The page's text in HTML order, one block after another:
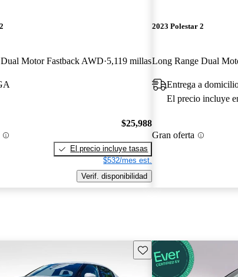
Motor Fastback AWD 5,119 millas
$25,988
El precio incluye tasas
$532/mes est.
Verif. disponibilidad
2023 Polestar 2
Long Range Dual
Entrega a
El precio incluye
Gran oferta
Guarda este Aviso